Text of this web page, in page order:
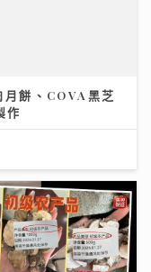
餅、COVA黑芝
作